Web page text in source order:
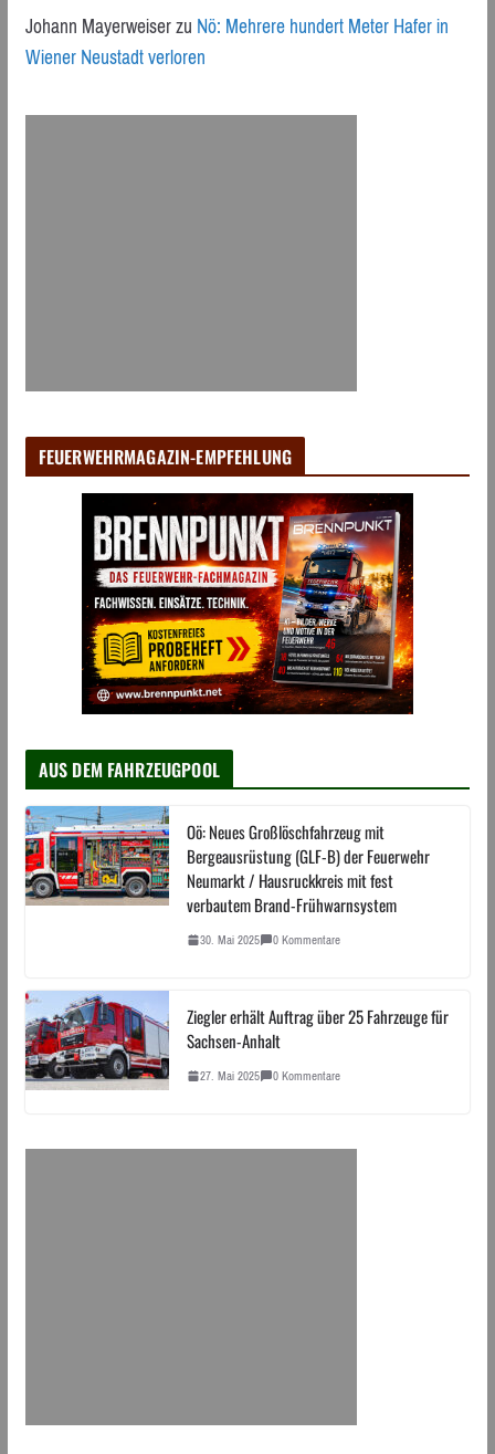
Johann MayerweiserzuNö: Mehrere hundert Meter Hafer in
Wiener Neustadt verloren
FEUERWEHRMAGAZIN-EMPFEHLUNG
AUS DEM FAHRZEUGPOOL
Oö: Neues Großlöschfahrzeug mit
Bergeausrüstung (GLF-B) der Feuerwehr
Neumarkt / Hausruckkreis mit fest
verbautem Brand-Frühwarnsystem
30. Mai 2025 0 Kommentare
Ziegler erhält Auftrag über 25 Fahrzeuge für
Sachsen-Anhalt
27. Mai 2025 0 Kommentare